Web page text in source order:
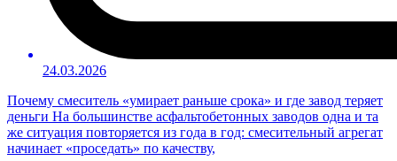
24.03.2026
Почему смеситель «умирает раньше срока» и где завод теряет
деньги На большинстве асфальтобетонных заводов одна и та
же ситуация повторяется из года в год: смесительный агрегат
начинает «проседать» по качеству,